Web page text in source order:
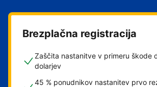
Brezplačna registracija
Zaščita nastanitve v primeru škode
dolarjev
45 % ponudnikov nastanitev prvo